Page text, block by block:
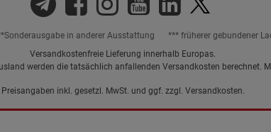
in anderer Ausstattung *** früherer gebundener
Versandkostenfreie Lieferung innerhalb Europas.
werden die tatsächlich anfallenden Versandkosten berechnet.
Preisangaben inkl. gesetzl. MwSt. und ggf. zzgl. Versandkosten.